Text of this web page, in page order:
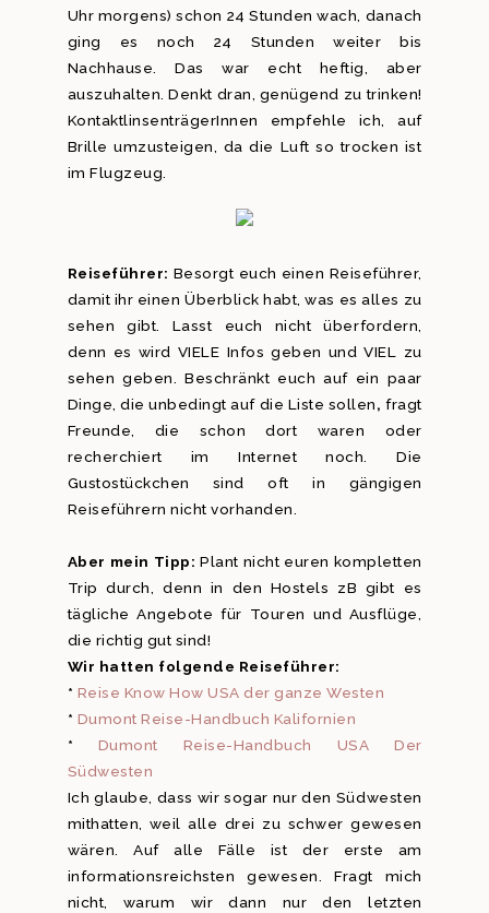
Uhr morgens) schon 24 Stunden wach, danach
ging es noch 24 Stunden weiter bis
Nachhause. Das war echt heftig, aber
auszuhalten. Denkt dran, genügend zu trinken!
KontaktlinsenträgerInnen empfehle ich, auf
Brille umzusteigen, da die Luft so trocken ist
im Flugzeug.
Reiseführer: Besorgt euch einen Reiseführer,
damit ihr einen Überblick habt, was es alles zu
sehen gibt. Lasst euch nicht überfordern,
denn es wird VIELE Infos geben und VIEL zu
sehen geben. Beschränkt euch auf ein paar
Dinge, die unbedingt auf die Liste sollen,fragt
Freunde, die schon dort waren oder
recherchiert im Internet noch. Die
Gustostückchen sind oft in gängigen
Reiseführern nicht vorhanden.
Aber mein Tipp: Plant nicht euren kompletten
Trip durch, denn in den Hostels zB gibt es
tägliche Angebote für Touren und Ausflüge,
die richtig gut sind!
Wir hatten folgende Reiseführer:
* Reise Know How USA der ganze Westen
* Dumont Reise-Handbuch Kalifornien
* Dumont Reise-Handbuch USA Der
Südwesten
Ich glaube, dass wir sogar nur den Südwesten
mithatten, weil alle drei zu schwer gewesen
wären. Auf alle Fälle ist der erste am
informationsreichsten gewesen. Fragt mich
nicht, warum wir dann nur den letzten